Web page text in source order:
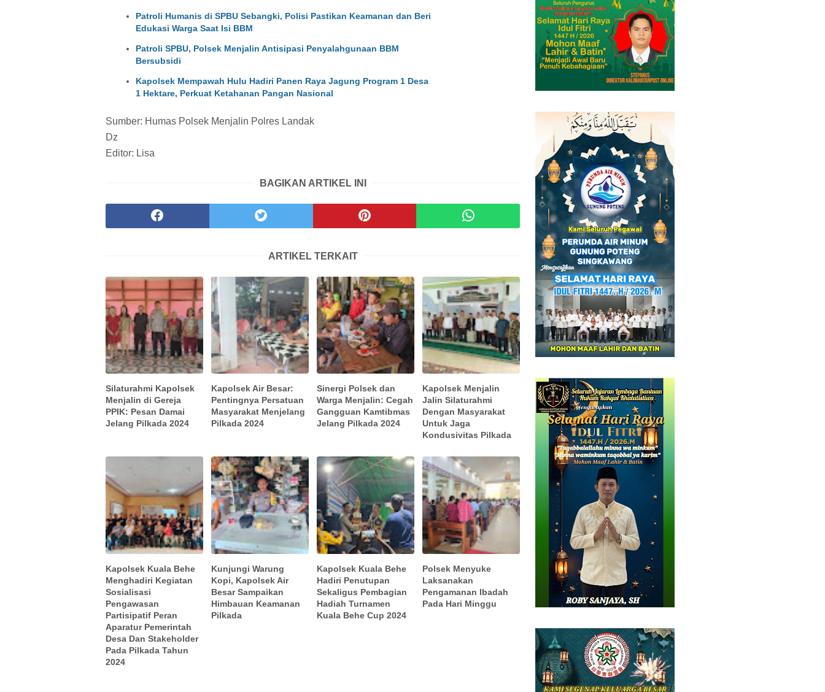
Patroli Humanis di SPBU Sebangki, Polisi Pastikan Keamanan dan Beri
Edukasi Warga Saat Isi BBM
Patroli SPBU, Polsek Menjalin Antisipasi Penyalahgunaan BBM
Bersubsidi
Kapolsek Mempawah Hulu Hadiri Panen Raya Jagung Program 1 Desa
1 Hektare, Perkuat Ketahanan Pangan Nasional
Sumber: Humas Polsek Menjalin Polres Landak
Dz
Editor: Lisa
BAGIKAN ARTIKEL INI
ARTIKEL TERKAIT
Silaturahmi Kapolsek
Menjalin di Gereja
PPIK: Pesan Damai
Jelang Pilkada 2024
Kapolsek Air Besar:
Pentingnya Persatuan
Masyarakat Menjelang
Pilkada 2024
Sinergi Polsek dan
Warga Menjalin: Cegah
Gangguan Kamtibmas
Jelang Pilkada 2024
Kapolsek Menjalin
Jalin Silaturahmi
Dengan Masyarakat
Untuk Jaga
Kondusivitas Pilkada
Kapolsek Kuala Behe
Menghadiri Kegiatan
Sosialisasi
Pengawasan
Partisipatif Peran
Aparatur Pemerintah
Desa Dan Stakeholder
Pada Pilkada Tahun
2024
Kunjungi Warung
Kopi, Kapolsek Air
Besar Sampaikan
Himbauan Keamanan
Pilkada
Kapolsek Kuala Behe
Hadiri Penutupan
Sekaligus Pembagian
Hadiah Turnamen
Kuala Behe Cup 2024
Polsek Menyuke
Laksanakan
Pengamanan Ibadah
Pada Hari Minggu